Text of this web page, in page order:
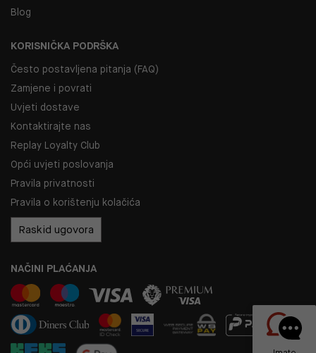
Blog
KORISNIČKA PODRŠKA
Često postavljena pitanja (FAQ)
Zamjene i povrati
Uvjeti dostave
Kontaktirajte nas
Replay Loyalty Club
Opći uvjeti poslovanja
Pravila privatnosti
Pravila o korištenju kolačića
Raskid ugovora
NAČINI PLAĆANJA